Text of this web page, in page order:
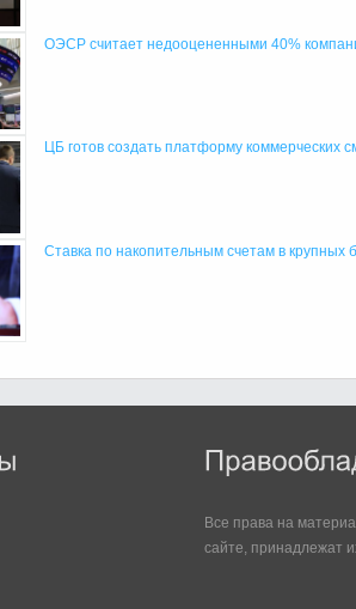
ОЭСР считает недооцененными 40%
ЦБ готов создать платформу коммерческих
Ставка по накопительным счетам в крупных
Все права на
сайте, принадлежат